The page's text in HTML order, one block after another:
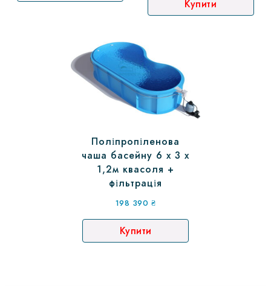
Купити
Поліпропіленова
чаша басейну 6 х 3 х
1,2м квасоля +
фільтрація
198 390 ₴
Купити